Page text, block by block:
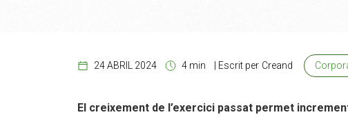
24 ABRIL 2024 4 min Escrit per Creand
El creixement de l’exercici passat permet